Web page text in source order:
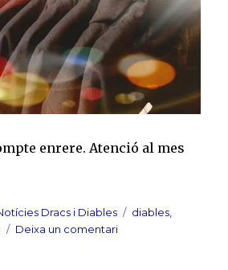
enrere. Atenció al mes
Dracs i Diables Etiquetes
diables
Deixa un comentaria